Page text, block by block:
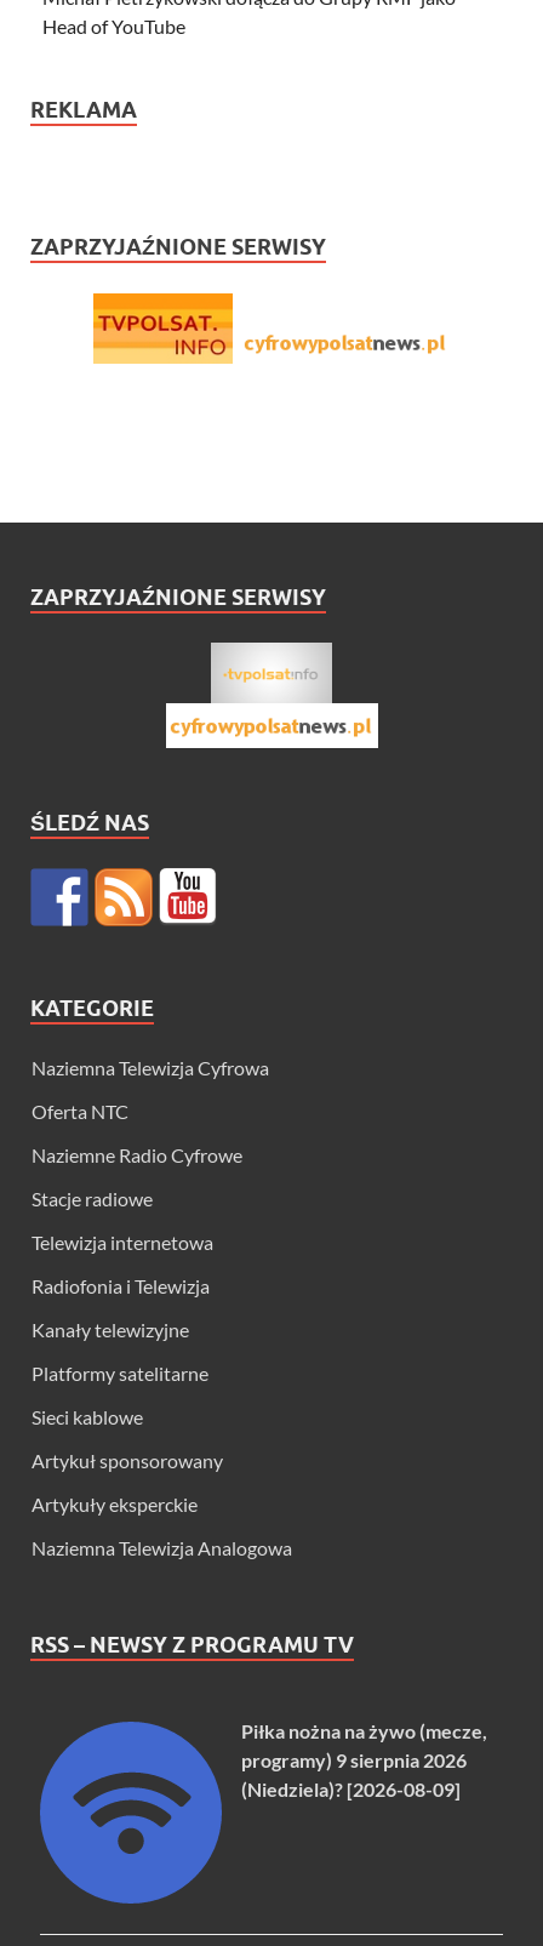
Head of YouTube
REKLAMA
ZAPRZYJAŹNIONE SERWISY
ZAPRZYJAŹNIONE SERWISY
ŚLEDŹ NAS
KATEGORIE
Naziemna Telewizja Cyfrowa
Oferta NTC
Naziemne Radio Cyfrowe
Stacje radiowe
Telewizja internetowa
Radiofonia i Telewizja
Kanały telewizyjne
Platformy satelitarne
Sieci kablowe
Artykuł sponsorowany
Artykuły eksperckie
Naziemna Telewizja Analogowa
RSS – NEWSY Z PROGRAMU TV
Piłka nożna na żywo (mecze,
programy) 9 sierpnia 2026
(Niedziela)? [2026-08-09]